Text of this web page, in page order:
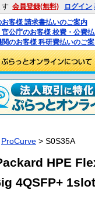
す 会員登録(無料) ログイン
お客様 請求書払いのご案内
官公庁のお客様 校費・公費
関のお客様 科研費払いのご
ProCurve > S0S35A
HPE
4QSFP+